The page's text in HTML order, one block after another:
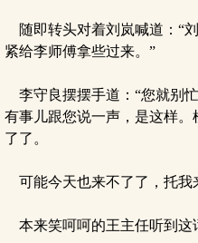
随即转头对着刘岚喊道：“
紧给李师傅拿些过来。”
李守良摆摆手道：“您就别
有事儿跟您说一声，是这样
了了。
可能今天也来不了了，托我
本来笑呵呵的王主任听到这